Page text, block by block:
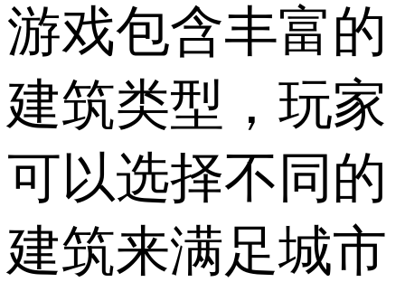
游戏包含丰富的
建筑类型，玩家
可以选择不同的
建筑来满足城市